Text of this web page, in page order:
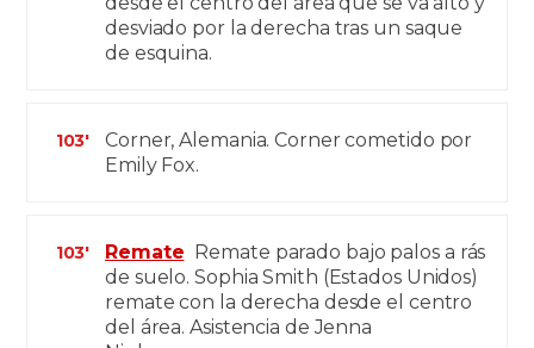
desviado por la derecha tras un saque
de esquina.
103'
Corner, Alemania. Corner cometido por
Emily Fox.
103' Remate Remate parado bajo palos a rás
de suelo. Sophia Smith (Estados Unidos)
remate con la derecha desde el centro
del área. Asistencia de Jenna